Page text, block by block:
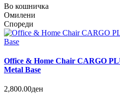
Во кошничка
Омилени
Спореди
Office & Home Chair CARGO
Metal Base
2,800.00ден